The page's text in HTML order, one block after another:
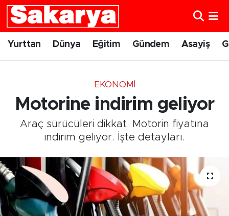
Yurttan Dünya Eğitim Gündem Asayiş
EKONOMI
Motorine indirim geliyor
Araç sürücüleri dikkat. Motorin fiyatına
indirim geliyor. İşte detayları.
Yurttan
Eskişehirspor
Spor
Sağlık
Eskişehir Nöbetçi Eczaneler
Süper Lig Puan Durumu ve Fikstür
Tüm Manşetler
Son Dakika Haberleri